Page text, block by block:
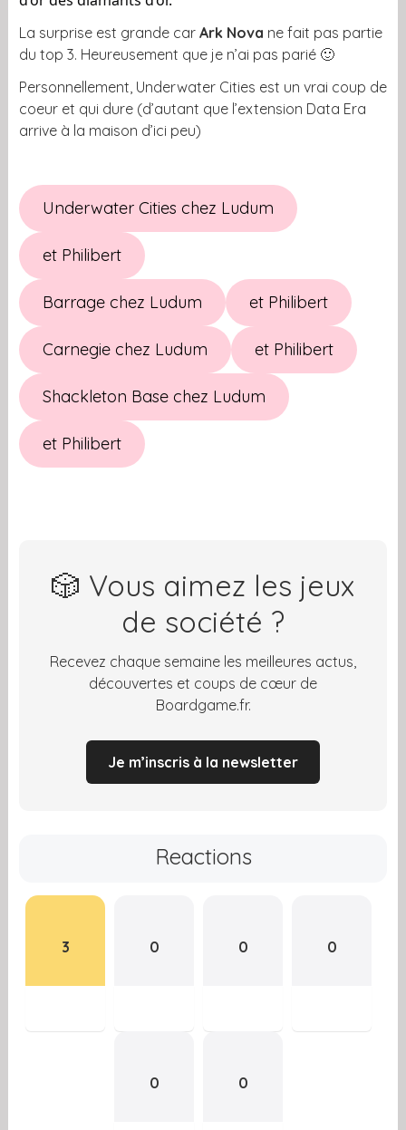
La surprise est grande car Ark Nova ne fait pas partie
du top 3. Heureusement que je n’ai pas parié 🙂
Personnellement, Underwater Cities est un vrai coup de
coeur et qui dure (d’autant que l’extension Data Era
arrive à la maison d’ici peu)
Underwater Cities chez Ludum
et Philibert
Barrage chez Ludum et Philibert
Carnegie chez Ludum et Philibert
Shackleton Base chez Ludum
et Philibert
🎲 Vous aimez les jeux
de société ?
Recevez chaque semaine les meilleures actus,
découvertes et coups de cœur de
Boardgame.fr.
Je m’inscris à la newsletter
Reactions
3 0 0 0
0 0